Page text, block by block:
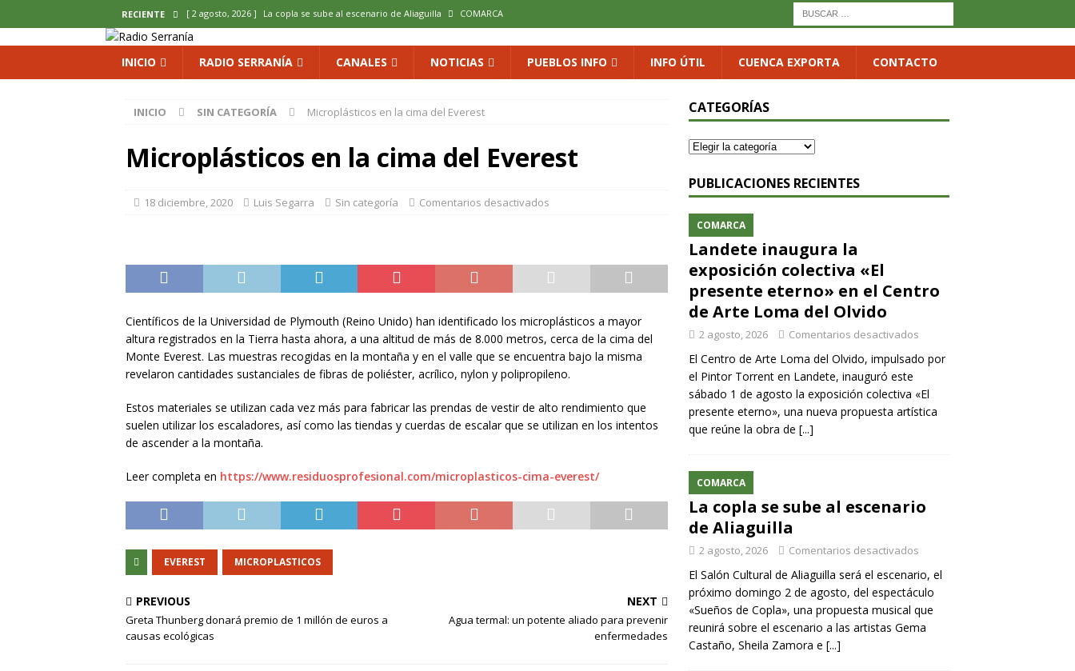
RECIENTE [ 2 agosto, 2026 ] La copla se sube al escenario de Aliaguilla COMARCA
[ 2 agosto, 2026 ]
micología y patrimonio COMARCA
[ 2 agosto, 2026 ] El REBI Cuenca echa a rodar con ilusión renovada DEPORTE
[ 2 agosto, 2026 ]
del Olvido COMARCA
INICIO RADIO SERRANÍA CANALES NOTICIAS PUEBLOS INFO INFO ÚTIL CUENCA EXPORTA CONTACTO
INICIO SIN CATEGORÍA Microplásticos en la cima del Everest
Microplásticos en la cima del Everest
18 diciembre, 2020 Luis Segarra Sin categoría Comentarios desactivados
Científicos de la Universidad de Plymouth (Reino Unido) han identificado los microplásticos a mayor
altura registrados en la Tierra hasta ahora, a una altitud de más de 8.000 metros, cerca de la cima del
Monte Everest. Las muestras recogidas en la montaña y en el valle que se encuentra bajo la misma
revelaron cantidades sustanciales de fibras de poliéster, acrílico, nylon y polipropileno.
Estos materiales se utilizan cada vez más para fabricar las prendas de vestir de alto rendimiento que
suelen utilizar los escaladores, así como las tiendas y cuerdas de escalar que se utilizan en los intentos
de ascender a la montaña.
Leer completa en https://www.residuosprofesional.com/microplasticos-cima-everest/
EVEREST MICROPLASTICOS
PREVIOUS
Greta Thunberg donará premio de 1 millón de euros a
causas ecológicas
NEXT
Agua termal: un potente aliado para prevenir
enfermedades
CATEGORÍAS
PUBLICACIONES RECIENTES
COMARCA
Landete inaugura la
exposición colectiva «El
presente eterno» en el Centro
de Arte Loma del Olvido
2 agosto, 2026 Comentarios desactivados
El Centro de Arte Loma del Olvido, impulsado por
el Pintor Torrent en Landete, inauguró este
sábado 1 de agosto la exposición colectiva «El
presente eterno», una nueva propuesta artística
que reúne la obra de [...]
COMARCA
La copla se sube al escenario
de Aliaguilla
2 agosto, 2026 Comentarios desactivados
El Salón Cultural de Aliaguilla será el escenario, el
próximo domingo 2 de agosto, del espectáculo
«Sueños de Copla», una propuesta musical que
reunirá sobre el escenario a las artistas Gema
Castaño, Sheila Zamora e [...]